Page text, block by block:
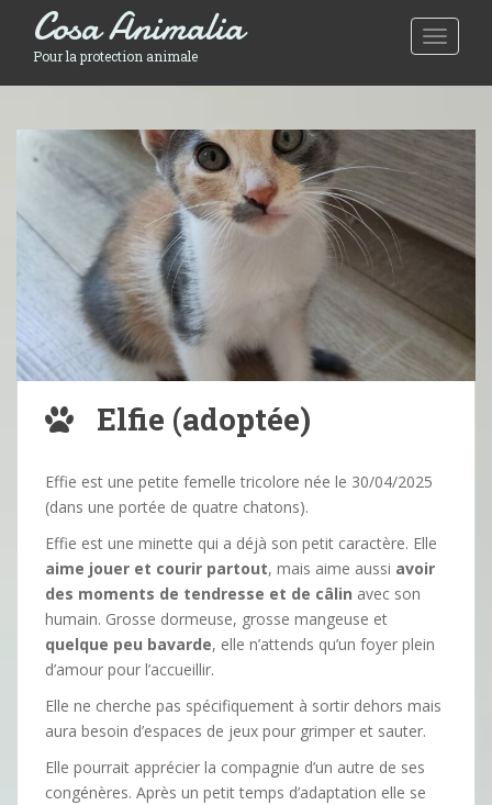
Toggle
Cosa Animalia
Pour la protection animale
Elfie (adoptée)
Effie est une petite femelle tricolore née le 30/04/2025
(dans une portée de quatre chatons).
Effie est une minette qui a déjà son petit caractère. Elle
aime jouer et courir partout, mais aime aussi avoir
des moments de tendresse et de câlin avec son
humain. Grosse dormeuse, grosse mangeuse et
quelque peu bavarde, elle n’attends qu’un foyer plein
d’amour pour l’accueillir.
Elle ne cherche pas spécifiquement à sortir dehors mais
aura besoin d’espaces de jeux pour grimper et sauter.
Elle pourrait apprécier la compagnie d’un autre de ses
congénères. Après un petit temps d’adaptation elle se